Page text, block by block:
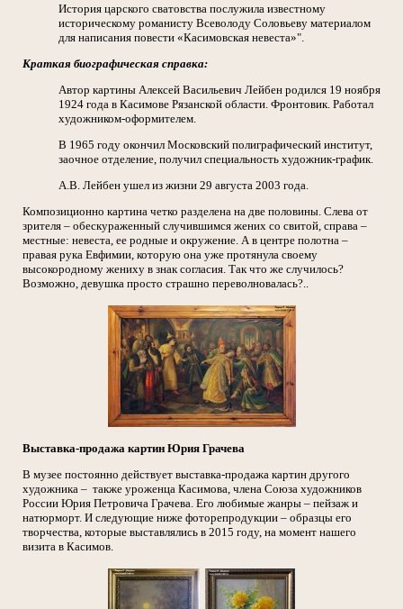
История царского сватовства послужила известному
историческому романисту Всеволоду Соловьеву материалом
для написания повести «Касимовская невеста»".
Краткая биографическая справка:
Автор картины Алексей Васильевич Лейбен родился 19 ноября
1924 года в Касимове Рязанской области. Фронтовик. Работал
художником-оформителем.
В 1965 году окончил Московский полиграфический институт,
заочное отделение, получил специальность художник-график.
А.В. Лейбен ушел из жизни 29 августа 2003 года.
Композиционно картина четко разделена на две половины. Слева от
зрителя – обескураженный случившимся жених со свитой, справа –
местные: невеста, ее родные и окружение. А в центре полотна –
правая рука Евфимии, которую она уже протянула своему
высокородному жениху в знак согласия. Так что же случилось?
Возможно, девушка просто страшно переволновалась?..
Выставка-продажа картин Юрия Грачева
В музее постоянно действует выставка-продажа картин другого
художника – также уроженца Касимова, члена Союза художников
России Юрия Петровича Грачева. Его любимые жанры – пейзаж и
натюрморт. И следующие ниже фоторепродукции – образцы его
творчества, которые выставлялись в 2015 году, на момент нашего
визита в Касимов.